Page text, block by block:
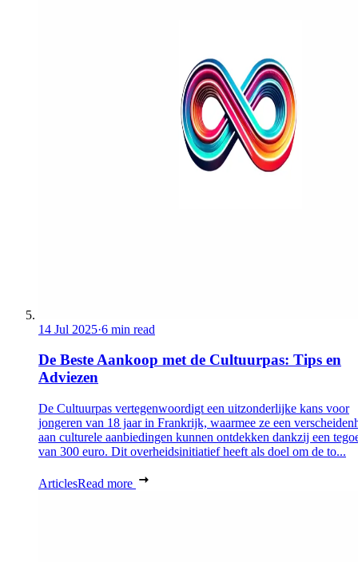
14 Jul 2025·6 min read
De Beste Aankoop met de Cultuurpas: Tips en
Adviezen
De Cultuurpas vertegenwoordigt een uitzonderlijke kans voor
jongeren van 18 jaar in Frankrijk, waarmee ze een
aan culturele aanbiedingen kunnen ontdekken dankzij een
van 300 euro. Dit overheidsinitiatief heeft als doel om de to...
ArticlesRead more